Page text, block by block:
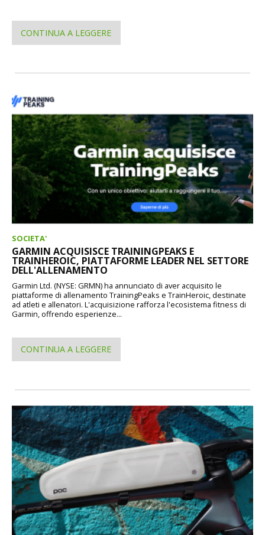
CONTINUA A LEGGERE
SOCIETA'
GARMIN ACQUISISCE TRAININGPEAKS E
TRAINHEROIC, PIATTAFORME LEADER NEL SETTORE
DELL'ALLENAMENTO
Garmin Ltd. (NYSE: GRMN) ha annunciato di aver acquisito le
piattaforme di allenamento TrainingPeaks e TrainHeroic, destinate
ad atleti e allenatori. L'acquisizione rafforza l'ecosistema fitness di
Garmin, offrendo esperienze...
CONTINUA A LEGGERE